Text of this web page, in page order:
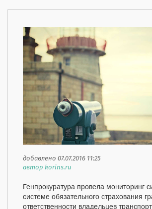
добавлено 07.07.2016 11:25
автор korins.ru
Генпрокуратура провела мониторинг
системе обязательного страхования
ответственности владельцев